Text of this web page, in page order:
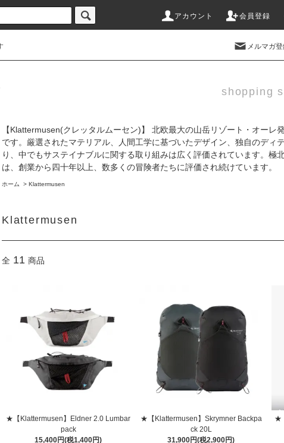
アカウント 会員登録
メルマガ
shopping
【Klattermusen(クレッタルムーセン)】 北欧最大の山岳リゾート・オーレ
です。厳選されたマテリアル、人間工学に基づいたデザイン、独自のディ
り、中でもサステイナブルに関する取り組みは広く評価されています。極
は、創業から四十年以上、数多くの冒険者たちに評価され続けています。
ホーム > Klattermusen
Klattermusen
全 11 商品
★【Klattermusen】Eldner 2.0 Lumbar
pack
15,400円(税1,400円)
★【Klattermusen】Skrymner Backpa
ck 20L
31,900円(税2,900円)
★